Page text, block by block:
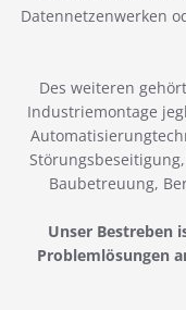
Datennetzenwerken
Des weiteren
Industriemontage
Baubetreuung,
Unser Bestreben
Problemlösungen